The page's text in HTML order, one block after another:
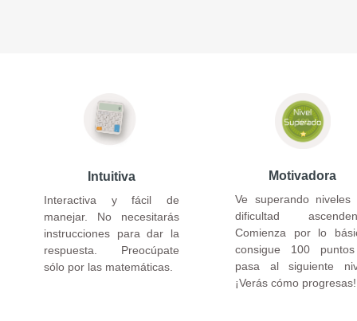
Intuitiva
Interactiva y fácil de
manejar. No necesitarás
instrucciones para dar la
respuesta. Preocúpate
sólo por las matemáticas.
Motivadora
Ve superando niveles
dificultad
Comienza por lo
consigue 100
pasa al siguiente
¡Verás cómo progresas!